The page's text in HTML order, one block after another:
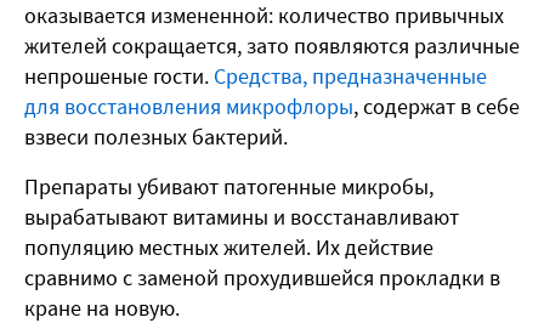
оказывается измененной: количество привычных
жителей сокращается, зато появляются различные
непрошеные гости. Средства, предназначенные
для восстановления микрофлоры, содержат в себе
взвеси полезных бактерий.
Препараты убивают патогенные микробы,
вырабатывают витамины и восстанавливают
популяцию местных жителей. Их действие
сравнимо с заменой прохудившейся прокладки в
кране на новую.